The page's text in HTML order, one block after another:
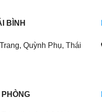
BÌNH
Quỳnh Phụ, Thái
PHÒNG